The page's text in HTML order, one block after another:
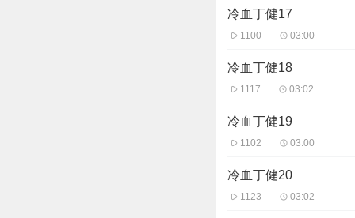
冷血丁健17
1100 03:00
冷血丁健18
1117 03:02
冷血丁健19
1102 03:00
冷血丁健20
1123 03:02